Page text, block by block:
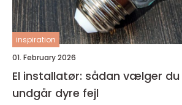
inspiration
01. February 2026
El installatør: sådan vælger
undgår dyre fejl